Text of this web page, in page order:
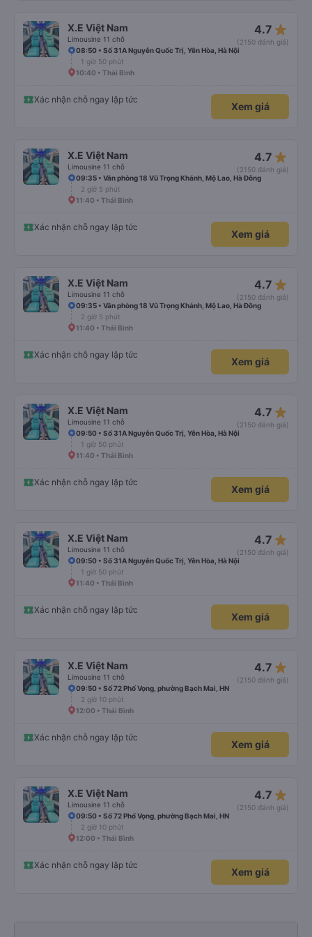
X.E Việt Nam
Limousine 11 chỗ
4.7 star_rate
(2150 đánh giá)
08:50 • Số 31A Nguyễn Quốc Trị, Yên Hòa, Hà Nội
1 giờ 50 phút
10:40 • Thái Bình
Xác nhận chỗ ngay lập tức
Xem giá
X.E Việt Nam
Limousine 11 chỗ
4.7 star_rate
(2150 đánh giá)
09:35 • Văn phòng 18 Vũ Trọng Khánh, Mộ Lao, Hà Đông
2 giờ 5 phút
11:40 • Thái Bình
Xác nhận chỗ ngay lập tức
Xem giá
X.E Việt Nam
Limousine 11 chỗ
4.7 star_rate
(2150 đánh giá)
09:35 • Văn phòng 18 Vũ Trọng Khánh, Mộ Lao, Hà Đông
2 giờ 5 phút
11:40 • Thái Bình
Xác nhận chỗ ngay lập tức
Xem giá
X.E Việt Nam
Limousine 11 chỗ
4.7 star_rate
(2150 đánh giá)
09:50 • Số 31A Nguyễn Quốc Trị, Yên Hòa, Hà Nội
1 giờ 50 phút
11:40 • Thái Bình
Xác nhận chỗ ngay lập tức
Xem giá
X.E Việt Nam
Limousine 11 chỗ
4.7 star_rate
(2150 đánh giá)
09:50 • Số 31A Nguyễn Quốc Trị, Yên Hòa, Hà Nội
1 giờ 50 phút
11:40 • Thái Bình
Xác nhận chỗ ngay lập tức
Xem giá
X.E Việt Nam
Limousine 11 chỗ
4.7 star_rate
(2150 đánh giá)
09:50 • Số 72 Phố Vọng, phường Bạch Mai, HN
2 giờ 10 phút
12:00 • Thái Bình
Xác nhận chỗ ngay lập tức
Xem giá
X.E Việt Nam
Limousine 11 chỗ
4.7 star_rate
(2150 đánh giá)
09:50 • Số 72 Phố Vọng, phường Bạch Mai, HN
2 giờ 10 phút
12:00 • Thái Bình
Xác nhận chỗ ngay lập tức
Xem giá